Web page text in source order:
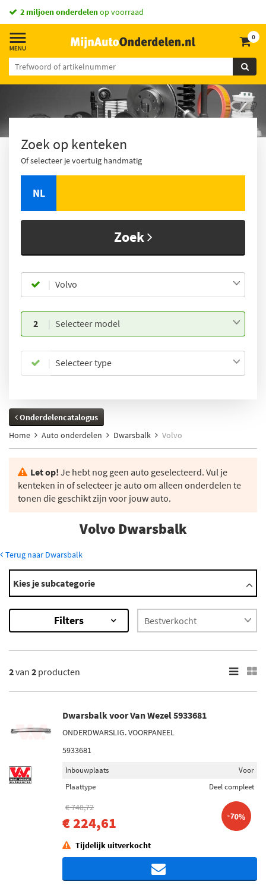
2 miljoen onderdelenop voorraad
0
Zoek op kenteken
Of selecteer je voertuig handmatig
NL
Zoek
Volvo
2 Selecteer model
Selecteer type
Onderdelencatalogus
Home
Auto onderdelen Dwarsbalk Volvo
Let op! Je hebt nog geen auto geselecteerd. Vul je
kenteken in of selecteer je auto om alleen onderdelen te
tonen die geschikt zijn voor jouw auto.
Volvo Dwarsbalk
Terug naar Dwarsbalk
Modellen
C30
S40
V50
V70
×
Resultaten
×
Inbouwplaats
Voor (2)
Onder (1)
Kies je subcategorie
Filters
2van 2 producten
Dwarsbalk voor Van Wezel 5933681
ONDERDWARSLIG. VOORPANEEL
5933681
Inbouwplaats
Voor
Plaattype
Deel compleet
€ 748,72
€ 224,61 -70%
Tijdelijk uitverkocht